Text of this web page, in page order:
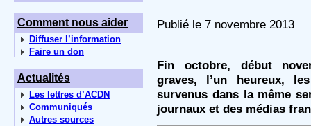
Comment nous aider
Diffuser l’information
Faire un don
Actualités
Les lettres d’ACDN
Communiqués
Autres sources
Publié le 7 novembre 2013
Fin octobre, début
graves, l’un heureux,
survenus dans la même
journaux et des médias